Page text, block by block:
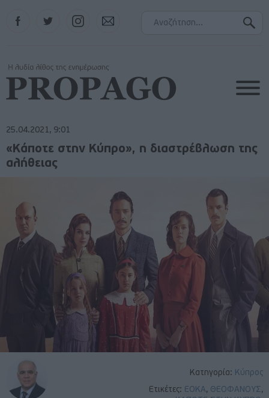
Instagram
25.04.2021, 9:01
Κατηγορία: Κύπρος
Ετικέτες: ΕΟΚΑ, ΘΕΟΦΑΝΟΥΣ,
«Κάποτε στην Κύπρο», η διαστρέβλωση της
αλήθειας